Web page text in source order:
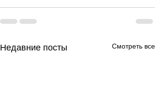
Недавние посты Смотреть все